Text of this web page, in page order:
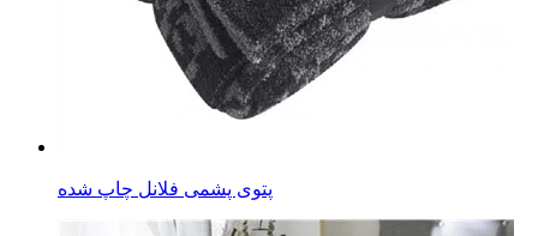
پتوی پشمی فلانل چاپ شده